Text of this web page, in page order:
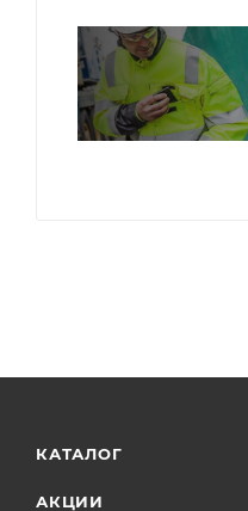
КАТАЛОГ
АКЦИИ